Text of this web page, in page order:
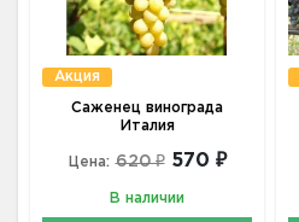
Акция
Саженец винограда
Италия
Цена: 620 ₽ 570 ₽
В наличии